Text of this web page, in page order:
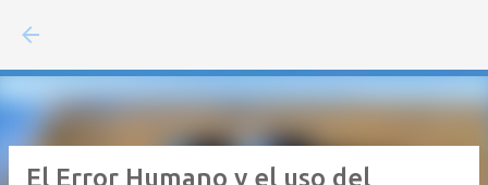
El Error Humano y el uso del